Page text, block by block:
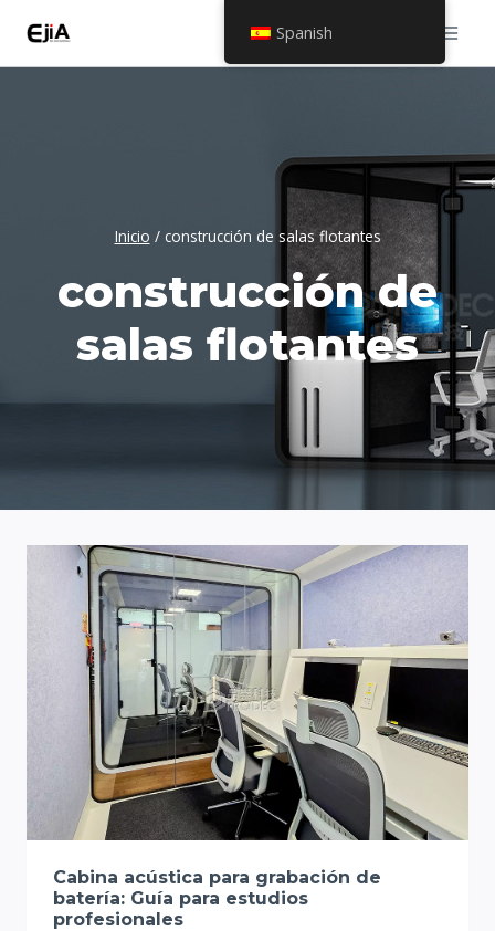
Inicio / construcción de salas flotantes
construcción de
salas flotantes
Cabina acústica para grabación de
batería: Guía para estudios
profesionales
Spanish